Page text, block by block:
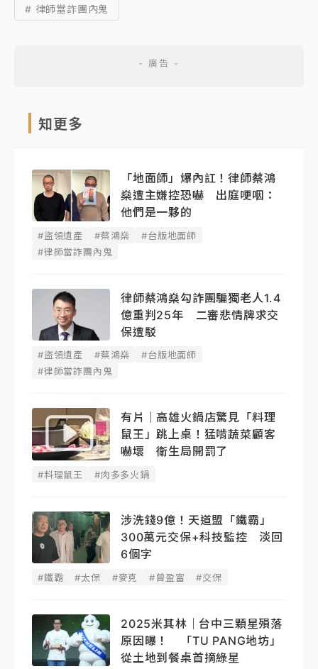
# 律師當詐團內鬼
知更多
「地面師」爆內訌！律師蔡鴻
燊遭主嫌控恐嚇 出庭哽咽：
他們是一夥的
#盜領遺產 #蔡鴻燊
#台版地面師
#律師當詐團內鬼
律師蔡鴻燊勾詐團騙獨老人1.4
億重判25年 二審悲情牌求交
保遭駁
#盜領遺產 #蔡鴻燊
#台版地面師
#律師當詐團內鬼
有片｜高雄火鍋店驚見「料理
鼠王」跳上桌！猛啃蔬菜顧客
嚇壞 衛生局開罰了
#料理鼠王 #肉多多火鍋
涉洗錢9億！天道盟「鐵霸」
300萬元交保+科技監控 淡回
6個字
#鐵霸 #太保 #麥克 #曾盈富 #交保
2025米其林｜台中三顆星殞落
原因曝！ 「TU PANG地坊」
從土地到餐桌首摘綠星